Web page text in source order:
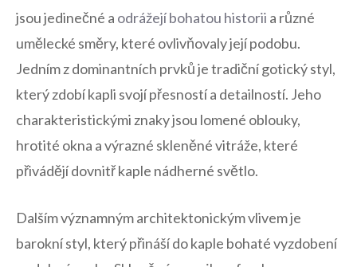
jsou jedinečné⁣ a odrážejí bohatou historii a různé
umělecké směry, které ovlivňovaly její podobu.
Jedním z dominantních prvků je tradiční gotický styl,
který​ zdobí kapli svojí přesností a ⁣detailností. Jeho
charakteristickými znaky jsou lomené oblouky,‍
hrotité okna​ a⁢ výrazné​ skleněné vitráže, které
‌přivádějí dovnitř kaple nádherné⁤ světlo.
Dalším významným architektonickým vlivem je
barokní styl, který přináší do‍ kaple bohaté ⁢vyzdobení